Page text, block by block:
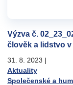
Výzva č.
člověk a lidstvo
31. 8. 2023 |
Aktuality
Společenské a